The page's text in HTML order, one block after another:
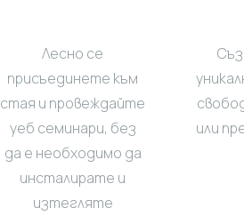
Лесно се
присъединете към
стая и провеждайте
уеб семинари, без
да е необходимо да
инсталирате и
изтегляте
или